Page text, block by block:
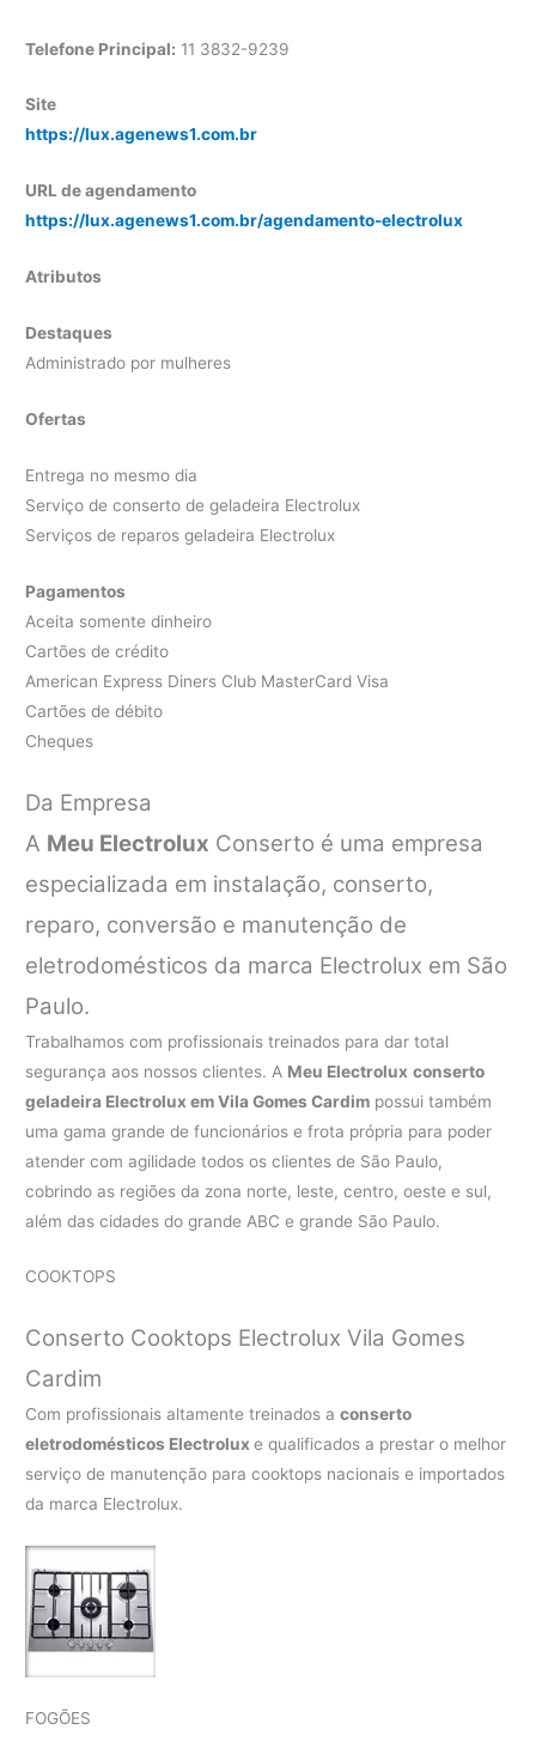
Telefone Principal: 11 3832-9239
Site
https://lux.agenews1.com.br
URL de agendamento
https://lux.agenews1.com.br/agendamento-electrolux
Atributos
Destaques
Administrado por mulheres
Ofertas
Entrega no mesmo dia
Serviço de conserto de geladeira Electrolux
Serviços de reparos geladeira Electrolux
Pagamentos
Aceita somente dinheiro
Cartões de crédito
American Express Diners Club MasterCard Visa
Cartões de débito
Cheques
Da Empresa
A Meu Electrolux Conserto é uma empresa
especializada em instalação, conserto,
reparo, conversão e manutenção de
eletrodomésticos da marca Electrolux em São
Paulo.
Trabalhamos com profissionais treinados para dar total
segurança aos nossos clientes. A Meu Electrolux conserto
geladeira Electrolux em Vila Gomes Cardim possui também
uma gama grande de funcionários e frota própria para poder
atender com agilidade todos os clientes de São Paulo,
cobrindo as regiões da zona norte, leste, centro, oeste e sul,
além das cidades do grande ABC e grande São Paulo.
COOKTOPS
Conserto Cooktops Electrolux Vila Gomes
Cardim
Com profissionais altamente treinados aconserto
eletrodomésticos Electroluxe qualificados a prestar o melhor
serviço de manutenção para cooktops nacionais e importados
da marca Electrolux.
FOGÕES